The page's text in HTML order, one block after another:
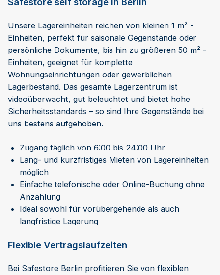
Safestore self storage in Berlin
Unsere Lagereinheiten reichen von kleinen 1 m² -
Einheiten, perfekt für saisonale Gegenstände oder
persönliche Dokumente, bis hin zu größeren 50 m² -
Einheiten, geeignet für komplette
Wohnungseinrichtungen oder gewerblichen
Lagerbestand. Das gesamte Lagerzentrum ist
videoüberwacht, gut beleuchtet und bietet hohe
Sicherheitsstandards – so sind Ihre Gegenstände bei
uns bestens aufgehoben.
Zugang täglich von 6:00 bis 24:00 Uhr
Lang- und kurzfristiges Mieten von Lagereinheiten
möglich
Einfache telefonische oder Online-Buchung ohne
Anzahlung
Ideal sowohl für vorübergehende als auch
langfristige Lagerung
Flexible Vertragslaufzeiten
Bei Safestore Berlin profitieren Sie von flexiblen